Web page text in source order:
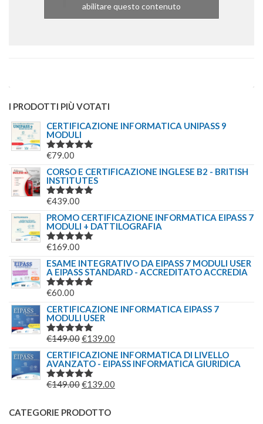
abilitare questo contenuto
I PRODOTTI PIÙ VOTATI
CERTIFICAZIONE INFORMATICA UNIPASS 9
MODULI
VALUTATO
€79.00
CORSO E CERTIFICAZIONE INGLESE B2 - BRITISH
INSTITUTES
VALUTATO
€439.00
PROMO CERTIFICAZIONE INFORMATICA EIPASS 7
MODULI + DATTILOGRAFIA
VALUTATO
€169.00
ESAME INTEGRATIVO DA EIPASS 7 MODULI USER
A EIPASS STANDARD - ACCREDITATO ACCREDIA
VALUTATO
€60.00
CERTIFICAZIONE INFORMATICA EIPASS 7
MODULI USER
VALUTATO
€149.00IL
PREZZO
ORIGINALE
ERA:
€139.00
PREZZO
ATTUALE
CERTIFICAZIONE INFORMATICA DI LIVELLO
AVANZATO - EIPASS INFORMATICA GIURIDICA
VALUTATO
€149.00IL
ORIGINALE
€139.00
CATEGORIE PRODOTTO